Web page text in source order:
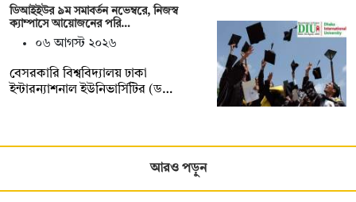
ডিআইইউর ৯ম সমাবর্তন নভেম্বরে, নিজস্ব
ক্যাম্পাসে আয়োজনের পরি…
০৬ আগস্ট ২০২৬
বেসরকারি বিশ্ববিদ্যালয় ঢাকা
ইন্টারন্যাশনাল ইউনিভার্সিটির (ড…
আরও পড়ুন